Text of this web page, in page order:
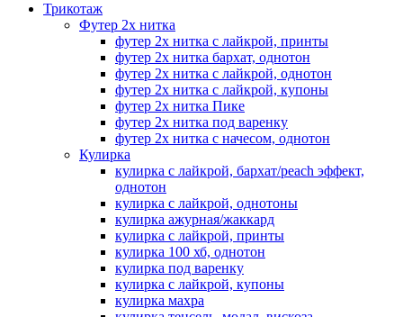
Трикотаж
Футер 2х нитка
футер 2х нитка с лайкрой, принты
футер 2х нитка бархат, однотон
футер 2х нитка с лайкрой, однотон
футер 2х нитка с лайкрой, купоны
футер 2х нитка Пике
футер 2х нитка под варенку
футер 2х нитка с начесом, однотон
Кулирка
кулирка с лайкрой, бархат/peach эффект,
однотон
кулирка с лайкрой, однотоны
кулирка ажурная/жаккард
кулирка с лайкрой, принты
кулирка 100 хб, однотон
кулирка под варенку
кулирка с лайкрой, купоны
кулирка махра